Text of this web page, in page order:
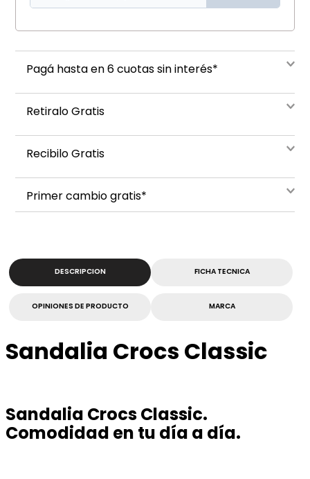
Pagá hasta en 6 cuotas sin interés*
Retiralo Gratis
Recibilo Gratis
Primer cambio gratis*
DESCRIPCION FICHA TECNICA
OPINIONES DE PRODUCTO MARCA
Sandalia Crocs Classic
Sandalia Crocs Classic.
Comodidad en tu día a día.